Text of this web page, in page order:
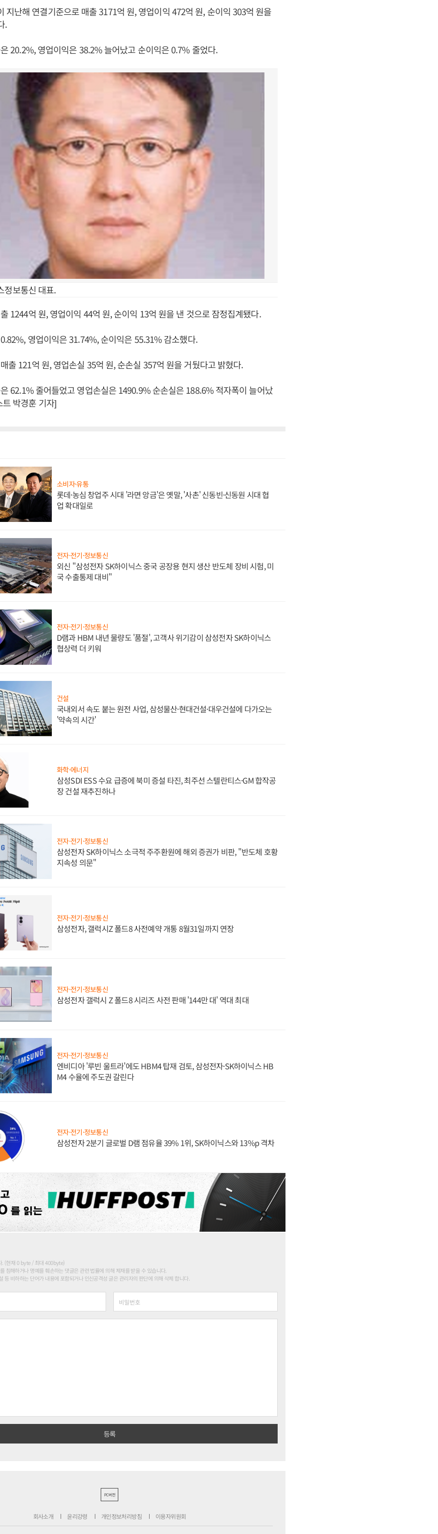
지난해 연결기준으로 매출 3171억 원, 영업이익 472억 원, 순이익 303억 원을
.
20.2%, 영업이익은 38.2% 늘어났고 순이익은 0.7% 줄었다.
보통신 대표.
1244억 원, 영업이익 44억 원, 순이익 13억 원을 낸 것으로 잠정집계됐다.
영업이익은 31.74%, 순이익은 55.31% 감소했다.
출 121억 원, 영업손실 35억 원, 순손실 357억 원을 거뒀다고 밝혔다.
62.1% 줄어들었고 영업손실은 1490.9% 순손실은 188.6% 적자폭이 늘어났
박경훈 기자]
소비자·유통
롯데·농심 창업주 시대 '라면 앙금'은 옛말, '사촌' 신동빈·신동원 시대 협
업 확대일로
전자·전기·정보통신
외신 "삼성전자 SK하이닉스 중국 공장용 현지 생산 반도체 장비 시험, 미
국 수출통제 대비"
전자·전기·정보통신
D램과 HBM 내년 물량도 '품절', 고객사 위기감이 삼성전자 SK하이닉스
협상력 더 키워
건설
국내외서 속도 붙는 원전 사업, 삼성물산·현대건설·대우건설에 다가오는
'약속의 시간'
화학·에너지
삼성SDI ESS 수요 급증에 북미 증설 타진, 최주선 스텔란티스·GM 합작공
장 건설 재추진하나
전자·전기·정보통신
삼성전자 SK하이닉스 소극적 주주환원에 해외 증권가 비판, "반도체 호황
지속성 의문"
전자·전기·정보통신
삼성전자, 갤럭시Z 폴드8 사전예약 개통 8월31일까지 연장
전자·전기·정보통신
삼성전자 갤럭시 Z 폴드8 시리즈 사전 판매 '144만 대' 역대 최대
전자·전기·정보통신
엔비디아 '루빈 울트라'에도 HBM4 탑재 검토, 삼성전자·SK하이닉스 HB
M4 수율에 주도권 갈린다
전자·전기·정보통신
삼성전자 2분기 글로벌 D램 점유율 39% 1위, SK하이닉스와 13%p 격차
. (현재 0 byte / 최대 400byte)
침해하거나 명예를 훼손하는 댓글은 관련 법률에 의해 제재를 받을 수 있습니다.
등 비하하는 단어가 내용에 포함되거나 인신공격성 글은 관리자의 판단에 의해 삭제 합니다.
PC버전
회사소개 윤리강령 개인정보처리방침 이용자위원회